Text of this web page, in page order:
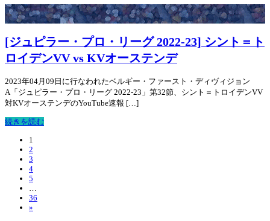
[ジュピラー・プロ・リーグ 2022-23] シント＝ト
ロイデンVV vs KVオーステンデ
2023年04月09日に行なわれたベルギー・ファースト・ディヴィジョン
A「ジュピラー・プロ・リーグ 2022-23」第32節、シント＝トロイデンVV
対KVオーステンデのYouTube速報 […]
続きを読む
1
2
3
4
5
36
»